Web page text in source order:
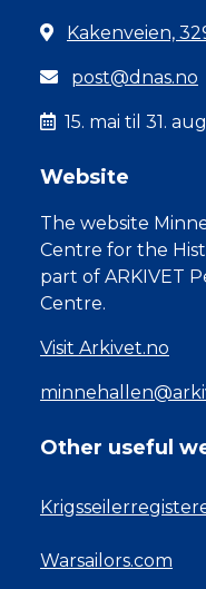
Kakenveien,
post@dnas.no
15. mai til 31.
Website
The website
Centre for the
part of ARKIVET
Centre.
Visit Arkivet.no
Other useful
Warsailors.com